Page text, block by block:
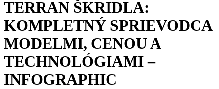
TERRAN ŠKRIDLA:
KOMPLETNÝ SPRIEVODCA
MODELMI, CENOU A
TECHNOLÓGIAMI –
INFOGRAPHIC